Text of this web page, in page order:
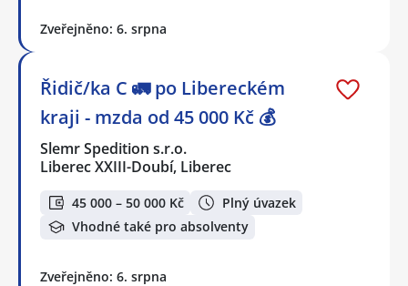
Zveřejněno: 6. srpna
Řidič/ka C 🚛 po Libereckém
kraji - mzda od 45 000 Kč 💰
Slemr Spedition s.r.o.
Liberec XXIII-Doubí, Liberec
45 000 – 50 000 Kč
Plný úvazek
Vhodné také pro absolventy
Zveřejněno: 6. srpna